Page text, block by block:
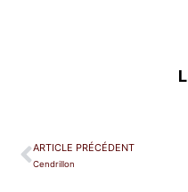
ARTICLE PRÉCÉDENT
Cendrillon